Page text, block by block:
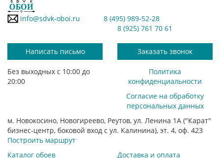
info@sdvk-oboi.ru
8 (495) 989-52-28
8 (925) 761 70 61
Написать письмо Заказать звонок
Без выходных с 10:00 до
20:00
Политика
конфиденциальности
Согласие на обработку
персональных данных
м. Новокосино, Новогиреево, Реутов, ул. Ленина 1А ("Карат"
бизнес-центр, боковой вход с ул. Калинина), эт. 4, оф. 423
Построить маршрут
Каталог обоев
Доставка и оплата